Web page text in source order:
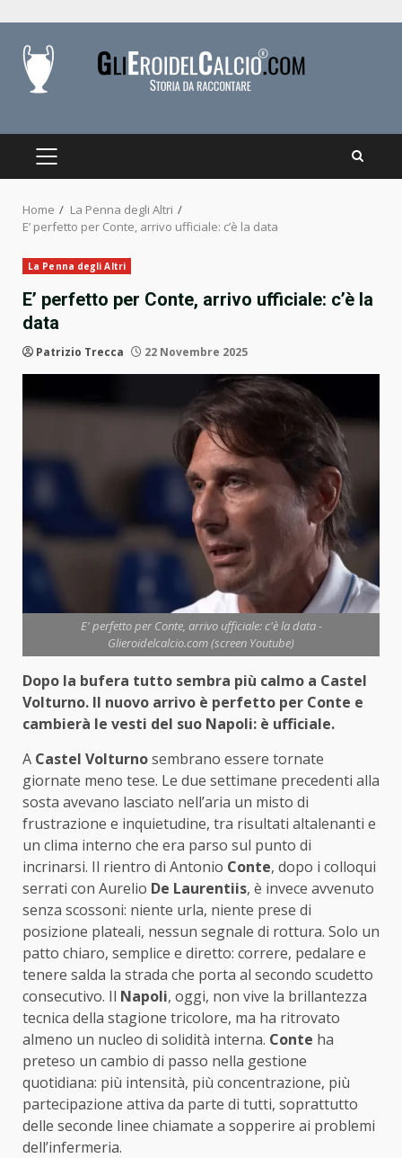
content
PRIMARY
Home
La Penna degli Altri
E’ perfetto per Conte, arrivo ufficiale: c’è la data
La Penna degli Altri
E’ perfetto per Conte, arrivo ufficiale: c’è la
data
Patrizio Trecca 22 Novembre 2025
E' perfetto per Conte, arrivo ufficiale: c'è la data -
Glieroidelcalcio.com (screen Youtube)
Dopo la bufera tutto sembra più calmo a Castel
Volturno. Il nuovo arrivo è perfetto per Conte e
cambierà le vesti del suo Napoli: è ufficiale.
A Castel Volturnosembrano essere tornate
giornate meno tese. Le due settimane precedenti alla
sosta avevano lasciato nell’aria un misto di
frustrazione e inquietudine, tra risultati altalenanti e
un clima interno che era parso sul punto di
incrinarsi. Il rientro di Antonio Conte, dopo i colloqui
serrati con Aurelio De Laurentiis, è invece avvenuto
senza scossoni: niente urla, niente prese di
posizione plateali, nessun segnale di rottura. Solo un
patto chiaro, semplice e diretto: correre, pedalare e
tenere salda la strada che porta al secondo scudetto
consecutivo. Il Napoli, oggi, non vive la brillantezza
tecnica della stagione tricolore, ma ha ritrovato
almeno un nucleo di solidità interna. Conte ha
preteso un cambio di passo nella gestione
quotidiana: più intensità, più concentrazione, più
partecipazione attiva da parte di tutti, soprattutto
delle seconde linee chiamate a sopperire ai problemi
dell’infermeria.